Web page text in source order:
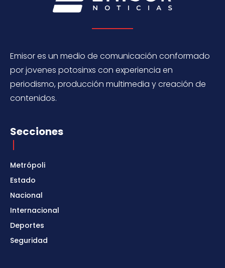
Emisor es un medio de comunicación conformado
por jovenes potosinxs con experiencia en
periodismo, producción multimedia y creación de
contenidos.
Secciones
Metrópoli
Estado
Nacional
Internacional
Deportes
Seguridad